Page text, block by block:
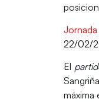
22/02/
El